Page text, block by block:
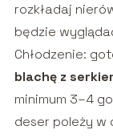
rozkładaj
będzie
Chłodzenie:
blachę z
minimum 3–4
deser poleży w